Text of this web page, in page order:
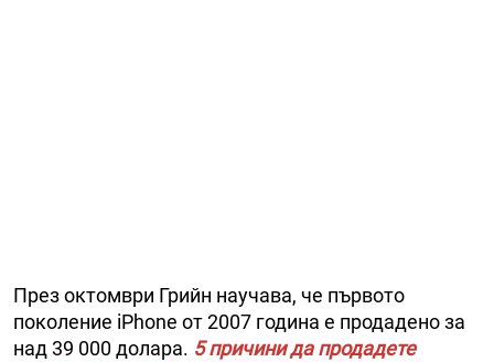
През октомври Грийн научава, че първото
поколение iPhone от 2007 година е продадено за
над 39 000 долара. 5 причини да продадете